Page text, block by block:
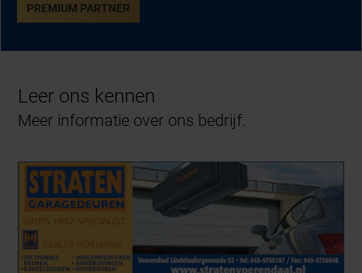
PREMIUM PARTNER
Leer ons kennen
Meer informatie over ons bedrijf.